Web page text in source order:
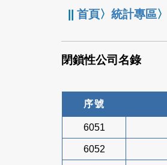
||首頁〉統計專區〉
閉鎖性公司名錄
序號
6051
6052